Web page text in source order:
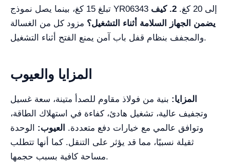
تبلغ 15 كغ، بينما يصل نموذج YR06343 إلى 20 كغ.
2. كيف
يضمن الجهاز السلامة أثناء التشغيل؟ مزود كل من الغسالة
والمجفف بنظام قفل باب آمن يمنع الفتح أثناء التشغيل.
المزايا والعيوب
المزايا: بنية من فولاذ مقاوم للصدأ متينة، سعة غسيل
وتجفيف عالية، تشغيل هادئ، كفاءة في استهلاك الطاقة،
وتوافق عالمي مع خيارات دفع متعددة. العيوب: الوحدة
ثقيلة نسبيًا، مما قد يؤثر على التنقل. كما أنها تتطلب
مساحة كافية بسبب حجمها.